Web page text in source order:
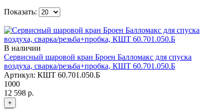
Показать:
В наличии
Сервисный шаровой кран Броен Балломакс для спуска
воздуха, сварка/резьба+пробка, КШТ 60.701.050.Б
Артикул: КШТ 60.701.050.Б
1000
12 598 р.
+